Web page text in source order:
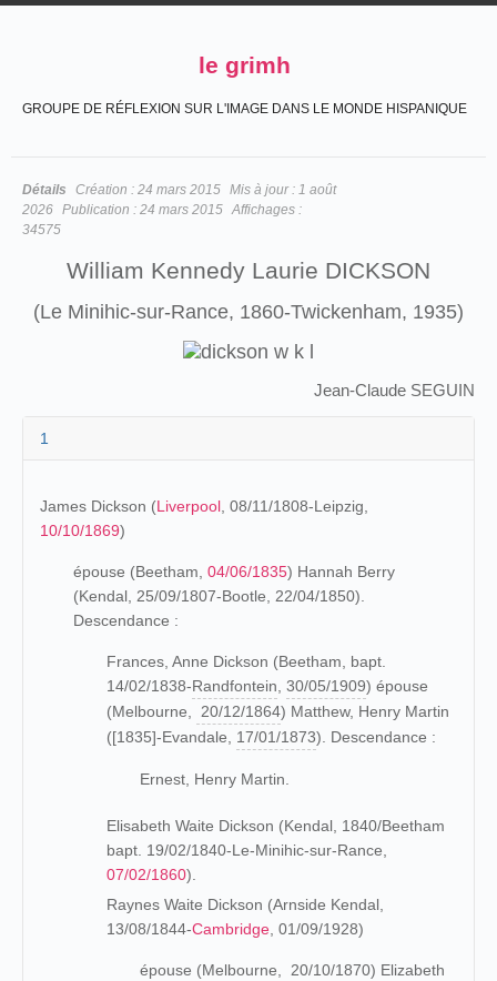
le grimh
GROUPE DE RÉFLEXION SUR L'IMAGE DANS LE MONDE HISPANIQUE
Détails Création : 24 mars 2015 Mis à jour : 1 août
2026 Publication : 24 mars 2015 Affichages :
34575
William Kennedy Laurie DICKSON
(Le Minihic-sur-Rance, 1860-Twickenham, 1935)
Jean-Claude SEGUIN
1
James Dickson (Liverpool , 08/11/1808-Leipzig,
10/10/1869)
épouse (Beetham, 04/06/1835) Hannah Berry
(Kendal, 25/09/1807-Bootle, 22/04/1850).
Descendance :
Frances, Anne Dickson (Beetham, bapt.
14/02/1838-Randfontein 30/05/1909) épouse
(Melbourne,
20/12/1864) Matthew, Henry Martin
([1835]-Evandale, 17/01/1873). Descendance :
Ernest, Henry Martin.
Elisabeth Waite Dickson (Kendal, 1840/Beetham
bapt. 19/02/1840-Le-Minihic-sur-Rance,
07/02/1860).
Raynes Waite Dickson (Arnside Kendal,
13/08/1844-Cambridge , 01/09/1928)
épouse (Melbourne, 20/10/1870) Elizabeth